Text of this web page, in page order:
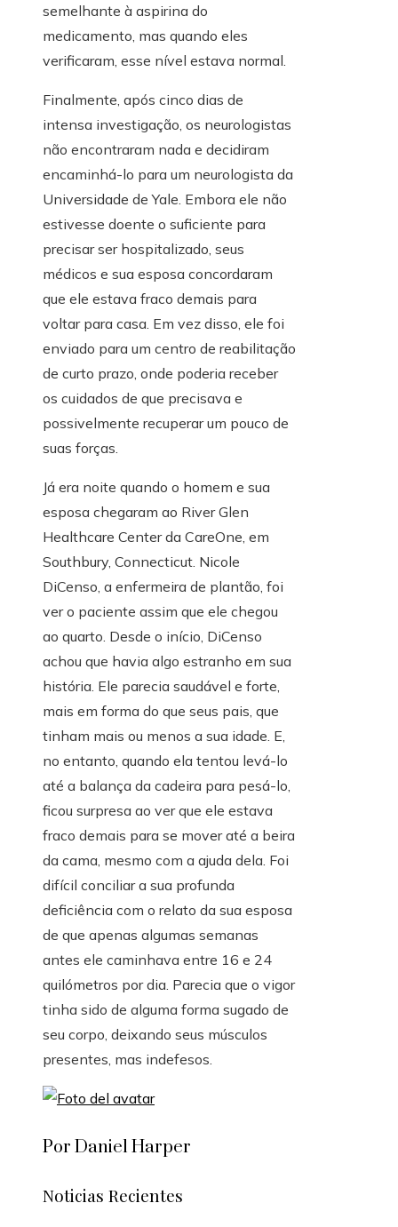
semelhante à aspirina do
medicamento, mas quando eles
verificaram, esse nível estava normal.
Finalmente, após cinco dias de
intensa investigação, os neurologistas
não encontraram nada e decidiram
encaminhá-lo para um neurologista da
Universidade de Yale. Embora ele não
estivesse doente o suficiente para
precisar ser hospitalizado, seus
médicos e sua esposa concordaram
que ele estava fraco demais para
voltar para casa. Em vez disso, ele foi
enviado para um centro de reabilitação
de curto prazo, onde poderia receber
os cuidados de que precisava e
possivelmente recuperar um pouco de
suas forças.
Já era noite quando o homem e sua
esposa chegaram ao River Glen
Healthcare Center da CareOne, em
Southbury, Connecticut. Nicole
DiCenso, a enfermeira de plantão, foi
ver o paciente assim que ele chegou
ao quarto. Desde o início, DiCenso
achou que havia algo estranho em sua
história. Ele parecia saudável e forte,
mais em forma do que seus pais, que
tinham mais ou menos a sua idade. E,
no entanto, quando ela tentou levá-lo
até a balança da cadeira para pesá-lo,
ficou surpresa ao ver que ele estava
fraco demais para se mover até a beira
da cama, mesmo com a ajuda dela. Foi
difícil conciliar a sua profunda
deficiência com o relato da sua esposa
de que apenas algumas semanas
antes ele caminhava entre 16 e 24
quilómetros por dia. Parecia que o vigor
tinha sido de alguma forma sugado de
seu corpo, deixando seus músculos
presentes, mas indefesos.
Por Daniel Harper
Noticias Recientes